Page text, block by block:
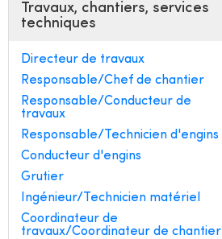
Travaux, chantiers, services
techniques
Directeur de travaux
Responsable/Chef de chantier
Responsable/Conducteur de
travaux
Responsable/Technicien d'engins
Conducteur d'engins
Grutier
Ingénieur/Technicien matériel
Coordinateur de
travaux/Coordinateur de chantier